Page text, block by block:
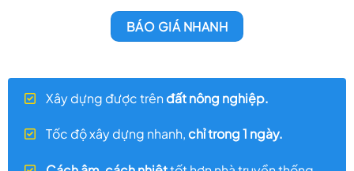
BÁO GIÁ NHANH
Xây dựng được trênđất nông nghiệp.
Tốc độ xây dựng nhanh, chỉ trong 1 ngày.